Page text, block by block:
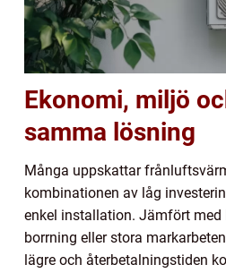
Ekonomi, miljö
samma lösning
Många uppskattar
kombinationen av låg
enkel installation. Jämfört med
borrning eller stora
lägre och återbetalningstiden